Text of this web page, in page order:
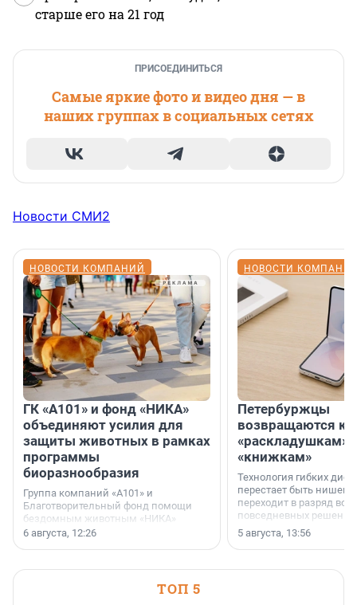
старше его на 21 год
ПРИСОЕДИНИТЬСЯ
Самые яркие фото и видео дня — в
наших группах в социальных сетях
Новости СМИ2
НОВОСТИ КОМПАНИЙ
ГК «А101» и фонд «НИКА»
объединяют усилия для
защиты животных в рамках
программы
биоразнообразия
Группа компаний «А101» и
Благотворительный фонд помощи
бездомным животным «НИКА»
заключили соглашение о
6 августа, 12:26
НОВОСТИ
Петербуржцы
возвращаются к
«раскладушкам»
«книжкам»
Технология гибких
перестает быть
переходит в разряд
повседневных
5 августа, 13:56
ТОП 5